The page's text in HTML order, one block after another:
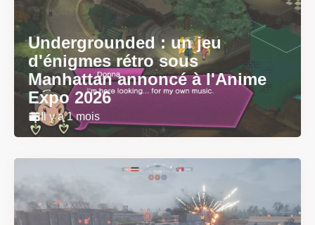
Undergrounded : un jeu
d'énigmes rétro sous
Manhattan annoncé à l'Anime
Expo 2026
Il y a 1 mois